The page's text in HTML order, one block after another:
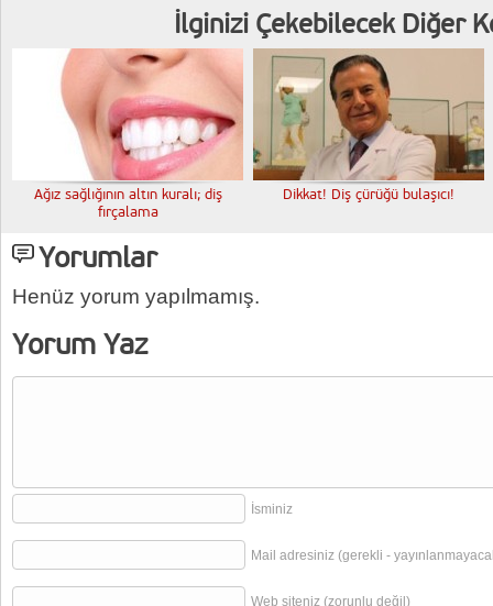
İlginizi Çekebilecek Diğer
Ağız sağlığının altın kuralı; diş
fırçalama
Dikkat! Diş çürüğü bulaşıcı!
Yorumlar
Henüz yorum yapılmamış.
Yorum Yaz
İsminiz
Mail adresiniz (gerekli -
Web siteniz (zorunlu değil)